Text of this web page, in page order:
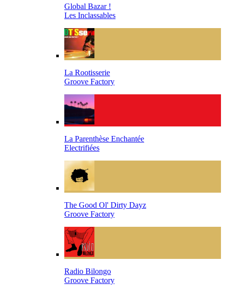
Global Bazar !
Les Inclassables
La Rootisserie
Groove Factory
La Parenthèse Enchantée
Electrifiées
The Good Ol' Dirty Dayz
Groove Factory
Radio Bilongo
Groove Factory